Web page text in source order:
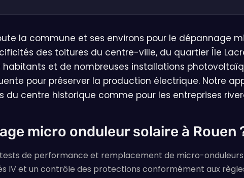
la commune et ses environs pour le dépannage
des toitures du centre-ville, du quartier Île
et de nombreuses installations
pour préserver la production électrique. Notre
centre historique comme pour les entreprises
micro onduleur solaire à Rouen
de performance et remplacement de micro-onduleurs
IV et un contrôle des protections conformément aux